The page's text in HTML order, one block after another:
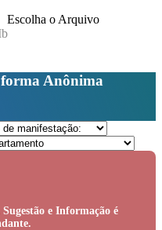
Escolha o Arquivo
forma Anônima
e Informação é